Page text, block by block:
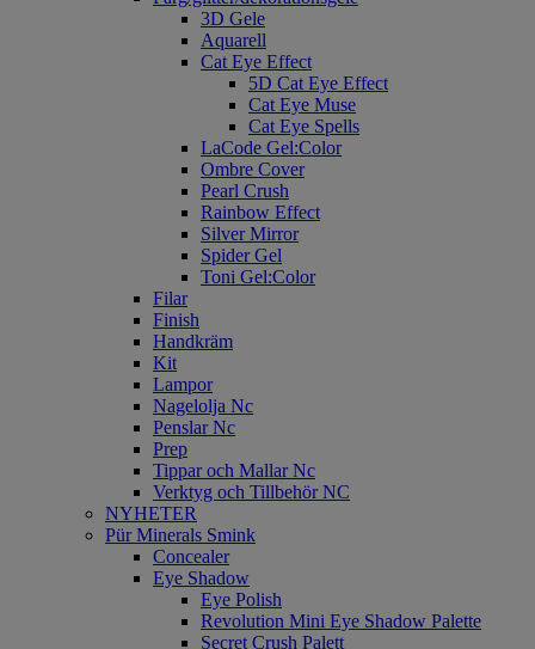
3D Gele
Aquarell
Cat Eye Effect
5D Cat Eye Effect
Cat Eye Muse
Cat Eye Spells
LaCode Gel:Color
Ombre Cover
Pearl Crush
Rainbow Effect
Silver Mirror
Spider Gel
Toni Gel:Color
Filar
Finish
Handkräm
Kit
Lampor
Nagelolja Nc
Penslar Nc
Prep
Tippar och Mallar Nc
Verktyg och Tillbehör NC
NYHETER
Pür Minerals Smink
Concealer
Eye Shadow
Eye Polish
Revolution Mini Eye Shadow Palette
Secret Crush Palett